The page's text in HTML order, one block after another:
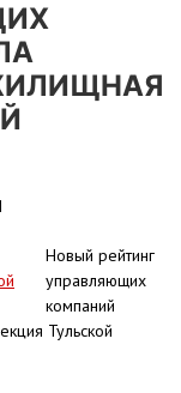
Новый рейтинг
управляющих
компаний
Тульской